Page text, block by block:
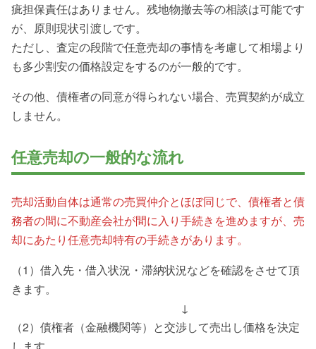
疵担保責任はありません。残地物撤去等の相談は可能です
が、原則現状引渡しです。
ただし、査定の段階で任意売却の事情を考慮して相場より
も多少割安の価格設定をするのが一般的です。
その他、債権者の同意が得られない場合、売買契約が成立
しません。
任意売却の一般的な流れ
売却活動自体は通常の売買仲介とほぼ同じで、債権者と債
務者の間に不動産会社が間に入り手続きを進めますが、売
却にあたり任意売却特有の手続きがあります。
（1）借入先・借入状況・滞納状況などを確認をさせて頂
きます。
↓
（2）債権者（金融機関等）と交渉して売出し価格を決定